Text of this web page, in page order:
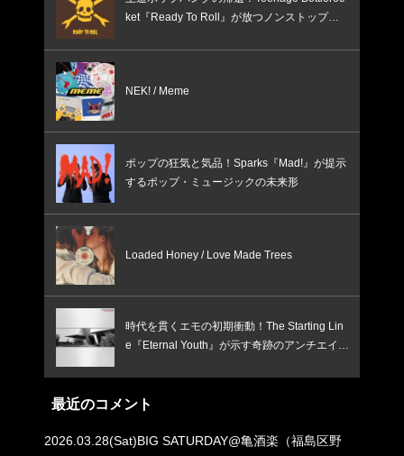
ket『Ready To Roll』が放つノンストップの
NEK! / Meme
ポップの狂気と気品！Sparks『Mad!』が提示
するポップ・ミュージックの未来形
Loaded Honey / Love Made Trees
時代を貫くエモの初期衝動！The Starting Lin
e『Eternal Youth』が示す奇跡のアンチエイジ
最近のコメント
2026.03.28(Sat)BIG SATURDAY@亀酒楽（福島区野